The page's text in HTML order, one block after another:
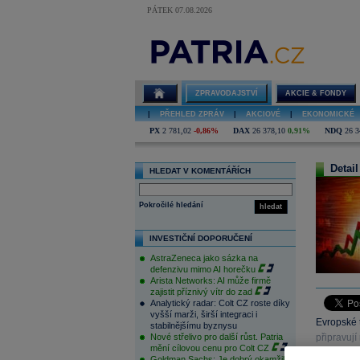
PÁTEK 07.08.2026
ZPRAVODAJSTVÍ AKCIE & FONDY
PŘEHLED ZPRÁV AKCIOVÉ EKONOMICKÉ
PX 2 781,02 -0,86% DAX 26 378,10 0,91% NDQ 26
HLEDAT V KOMENTÁŘÍCH
hledat
Pokročilé hledání
INVESTIČNÍ DOPORUČENÍ
AstraZeneca jako sázka na
defenzivu mimo AI horečku
Arista Networks: AI může firmě
zajistit příznivý vítr do zad
Analytický radar: Colt CZ roste díky
vyšší marži, širší integraci i
stabilnějšímu byznysu
Nové střelivo pro další růst. Patria
mění cílovou cenu pro Colt CZ
připravují